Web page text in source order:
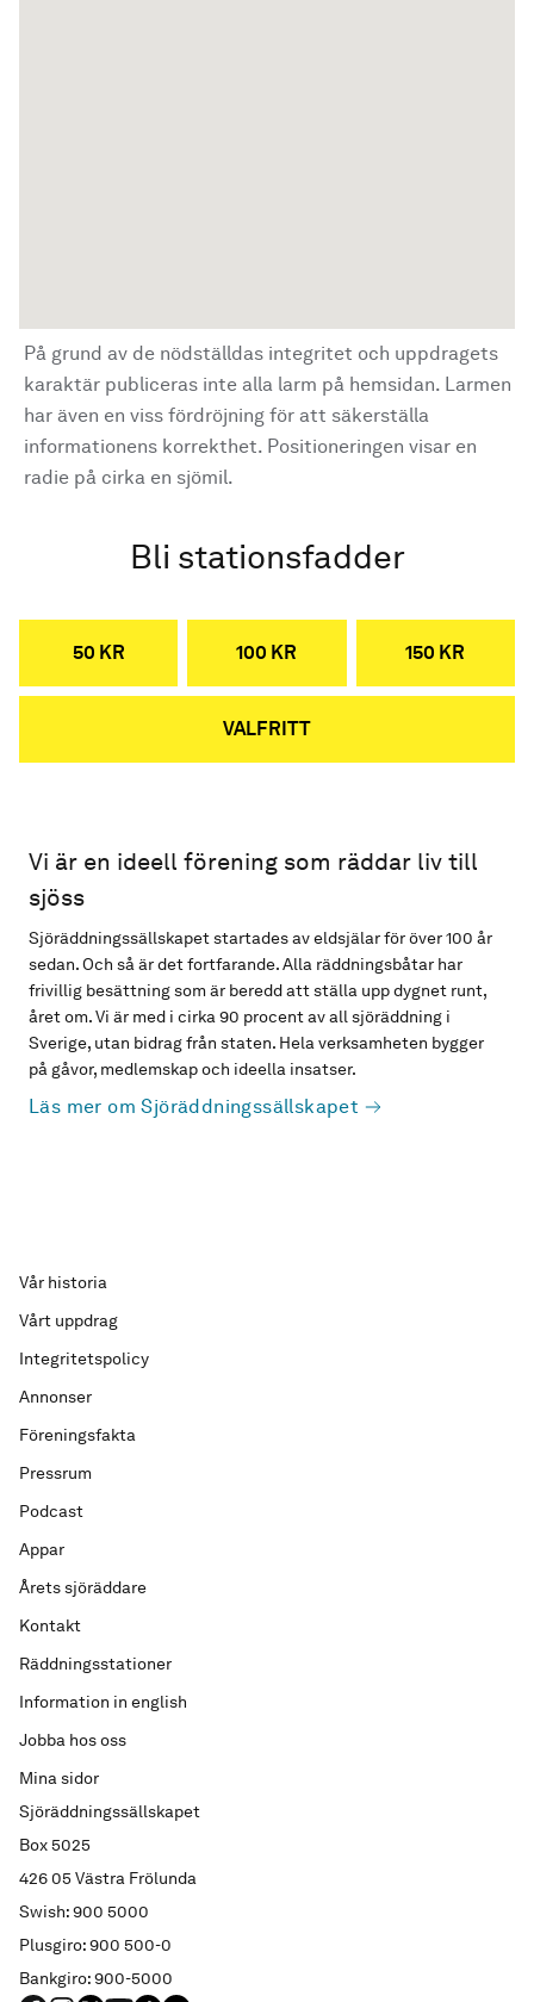
På grund av de nödställdas integritet och uppdragets
karaktär publiceras inte alla larm på hemsidan. Larmen
har även en viss fördröjning för att säkerställa
informationens korrekthet. Positioneringen visar en
radie på cirka en sjömil.
Bli stationsfadder
50 KR 100 KR 150 KR
VALFRITT
Vi är en ideell förening som räddar liv till
sjöss
Sjöräddningssällskapet startades av eldsjälar för över 100 år
sedan. Och så är det fortfarande. Alla räddningsbåtar har
frivillig besättning som är beredd att ställa upp dygnet runt,
året om. Vi är med i cirka 90 procent av all sjöräddning i
Sverige, utan bidrag från staten. Hela verksamheten bygger
på gåvor, medlemskap och ideella insatser.
Läs mer om Sjöräddningssällskapet
Sjöräddningssällskapet
Box 5025
426 05 Västra Frölunda
Swish: 900 5000
Plusgiro: 900 500-0
Bankgiro: 900-5000
Vår historia
Vårt uppdrag
Integritetspolicy
Annonser
Föreningsfakta
Pressrum
Podcast
Appar
Årets sjöräddare
Kontakt
Räddningsstationer
Information in english
Jobba hos oss
Mina sidor